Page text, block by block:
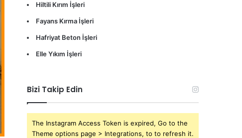
Hiltili Kırım İşleri
Fayans Kırma İşleri
Hafriyat Beton İşleri
Elle Yıkım İşleri
Bizi Takip Edin
The Instagram Access Token is expired, Go to the
Theme options page > Integrations, to to refresh it.